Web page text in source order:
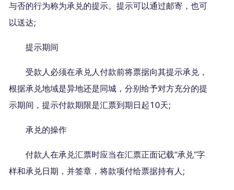
与否的行为称为承兑的提示。提示可以通过邮寄，也可
以送达;
提示期间
受款人必须在承兑人付款前将票据向其提示承兑，
根据承兑地域是异地还是同城，分别给予对方充分的提
示期间，提示付款期限是汇票到期日起10天;
承兑的操作
付款人在承兑汇票时应当在汇票正面记载“承兑”字
样和承兑日期，并签章，将款项付给票据持有人;